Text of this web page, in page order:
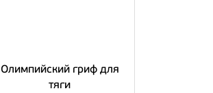
Олимпийский гриф для
тяги